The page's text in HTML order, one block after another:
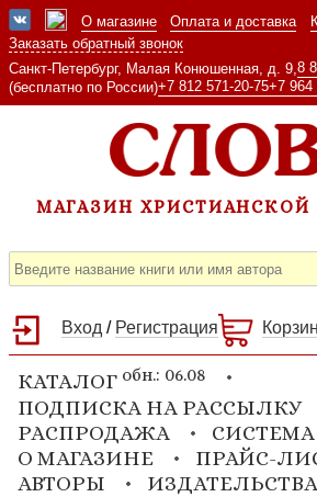
О магазине Оплата и доставка
Заказать обратный звонок
Санкт-Петербург, Малая Конюшенная, д. 9, 8
(бесплатно по России)+7 812 571-20-75+7 964
МАГАЗИН ХРИСТИАНСКОЙ
Вход / Регистрация
КАТАЛОГ обн.: 06.08
ПОДПИСКА НА РАССЫЛКУ
РАСПРОДАЖА
О МАГАЗИНЕ
ПРАЙС-
АВТОРЫ
ИЗДАТЕЛЬСТВА